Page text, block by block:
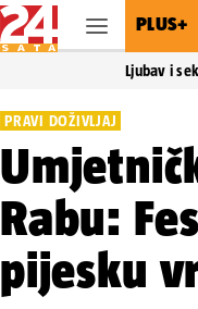
PLUS+
Ljubav i
PRAVI DOŽIVLJAJ
Rabu:
pijesku